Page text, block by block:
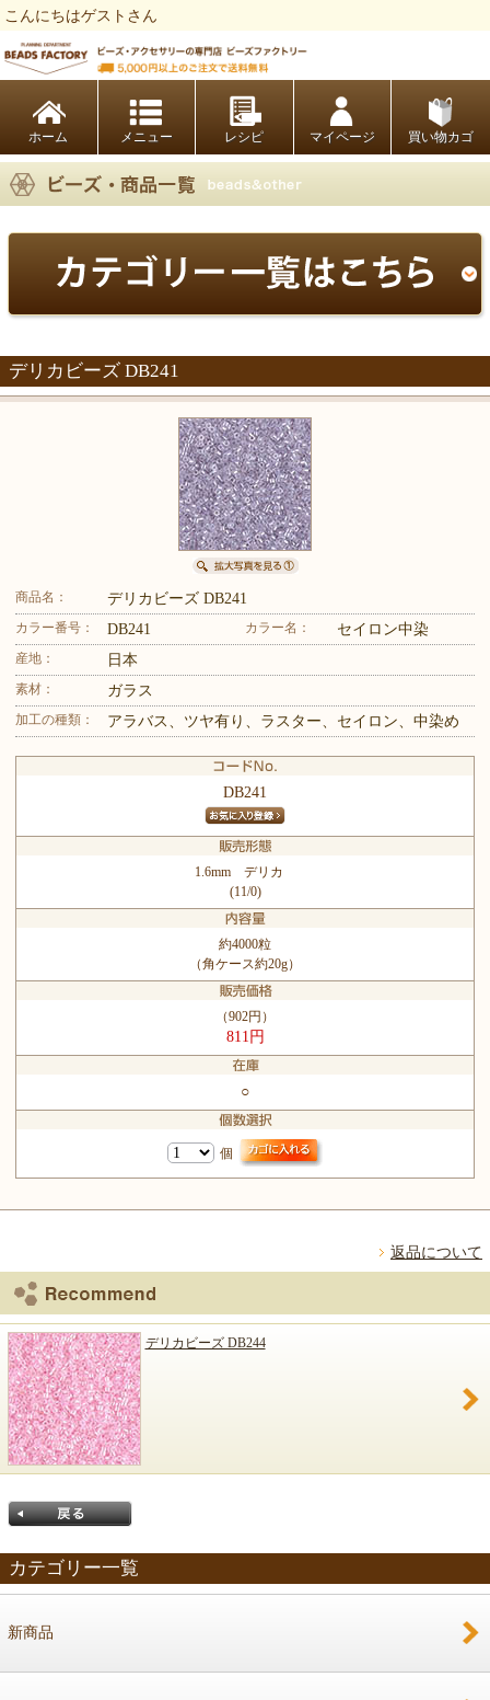
こんにちはゲストさん
ホーム レシピ マイページ 買い物カゴ
デリカビーズ DB241
商品名： デリカビーズ DB241
カラー番号： DB241 カラー名： セイロン中染
産地： 日本
素材： ガラス
加工の種類： アラバス、ツヤ有り、ラスター、セイロン、中染め
DB241
1.6mm デリカ
(11/0)
約4000粒
（角ケース約20g）
（902円）
811円
○
個
返品について
デリカビーズ DB244
カテゴリー一覧
新商品